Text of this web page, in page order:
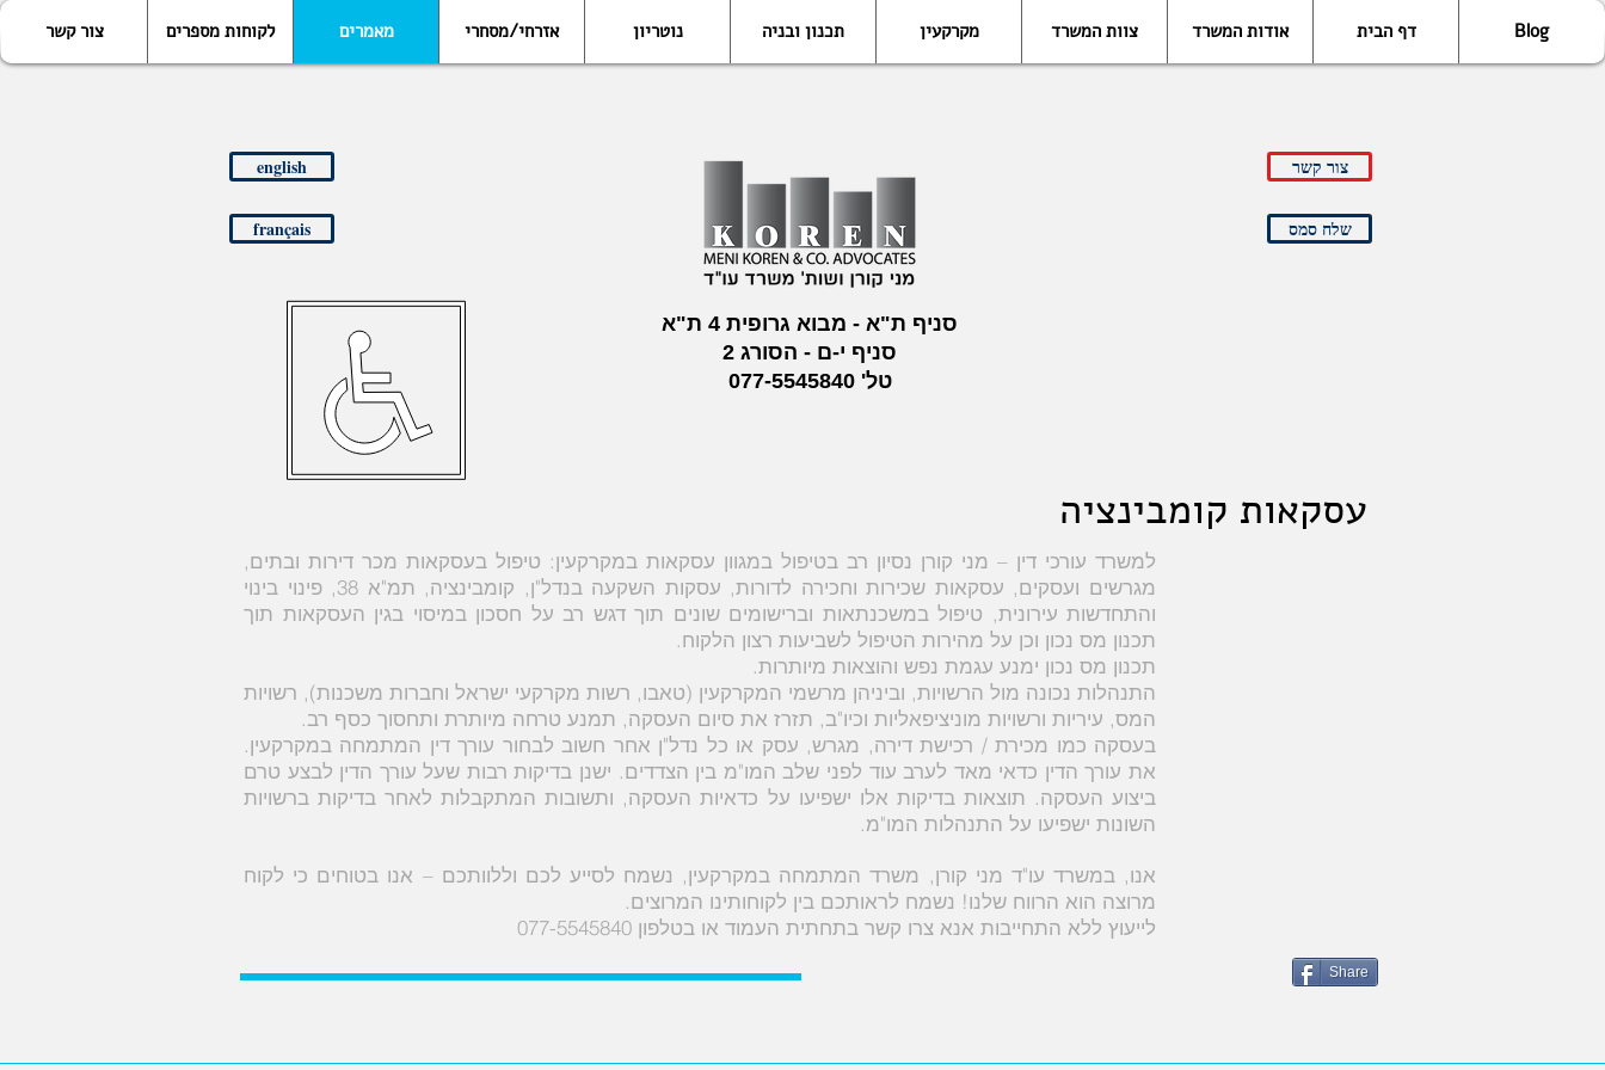
צור קשר לקוחות מספרים מאמרים אזרחי/מסחרי נוטריון תכנון ובניה מקרקעין צוות המשרד אודות המשרד דף הבית Blog
english
français
סניף ת"א - מבוא גרופית 4 ת"א
סניף י-ם - הסורג 2
טל'077-5545840
צור קשר
שלח סמס
עסקאות קומבינציה
למשרד עורכי דין – מני קורן נסיון רב בטיפול במגוון עסקאות במקרקעין: טיפול בעסקאות מכר דירות ובתים,
מגרשים ועסקים, עסקאות שכירות וחכירה לדורות, עסקות השקעה בנדל"ן, קומבינציה, תמ"א 38, פינוי בינוי
והתחדשות עירונית, טיפול במשכנתאות וברישומים שונים תוך דגש רב על חסכון במיסוי בגין העסקאות תוך
תכנון מס נכון וכן על מהירות הטיפול לשביעות רצון הלקוח.
תכנון מס נכון ימנע עגמת נפש והוצאות מיותרות.
התנהלות נכונה מול הרשויות, וביניהן מרשמי המקרקעין (טאבו, רשות מקרקעי ישראל וחברות משכנות), רשויות
המס, עיריות ורשויות מוניציפאליות וכיו"ב, תזרז את סיום העסקה, תמנע טרחה מיותרת ותחסוך כסף רב.
בעסקה כמו מכירת / רכישת דירה, מגרש, עסק או כל נדל"ן אחר חשוב לבחור עורך דין המתמחה במקרקעין.
את עורך הדין כדאי מאד לערב עוד לפני שלב המו"מ בין הצדדים. ישנן בדיקות רבות שעל עורך הדין לבצע טרם
ביצוע העסקה. תוצאות בדיקות אלו ישפיעו על כדאיות העסקה, ותשובות המתקבלות לאחר בדיקות ברשויות
השונות ישפיעו על התנהלות המו"מ.
אנו, במשרד עו"ד מני קורן, משרד המתמחה במקרקעין, נשמח לסייע לכם וללוותכם – אנו בטוחים כי לקוח
מרוצה הוא הרווח שלנו! נשמח לראותכם בין לקוחותינו המרוצים.
לייעוץ ללא התחייבות אנא צרו קשר בתחתית העמוד או בטלפון 077-5545840
Share